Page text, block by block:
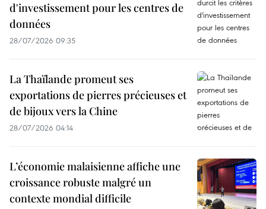
d'investissement pour les centres de
données
28/07/2026 09:35
La Thaïlande promeut ses
exportations de pierres précieuses et
de bijoux vers la Chine
28/07/2026 04:14
L’économie malaisienne affiche une
croissance robuste malgré un
contexte mondial difficile